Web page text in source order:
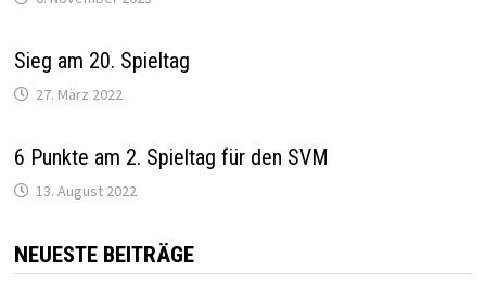
Sieg am 20. Spieltag
27. März 2022
6 Punkte am 2. Spieltag für den SVM
13. August 2022
NEUESTE BEITRÄGE